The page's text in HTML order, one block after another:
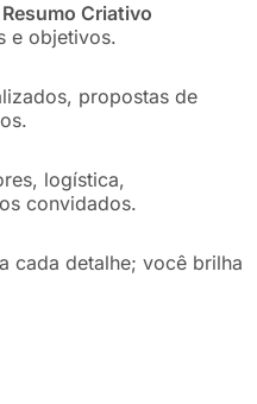
Criativo
e objetivos.
propostas de
logística,
convidados.
cada detalhe; você brilha